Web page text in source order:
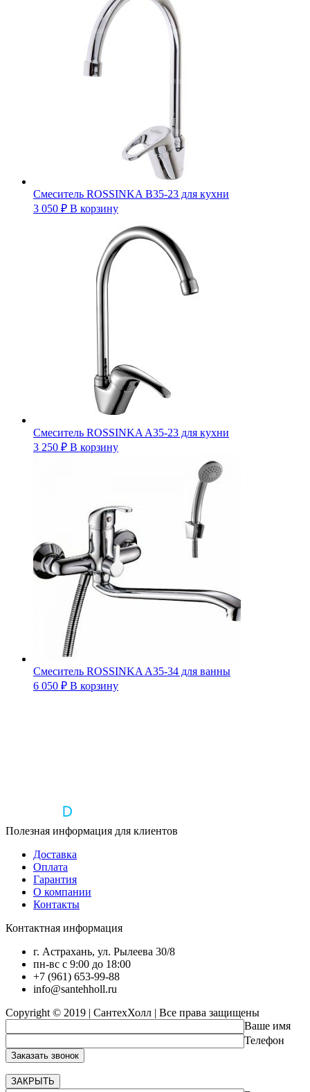
Смеситель ROSSINKA B35-23 для кухни
3 050 ₽ В корзину
Смеситель ROSSINKA A35-23 для кухни
3 250 ₽ В корзину
Смеситель ROSSINKA A35-34 для ванны
6 050 ₽ В корзину
Полезная информация для клиентов
Доставка
Оплата
Гарантия
О компании
Контакты
Контактная информация
г. Астрахань, ул. Рылеева 30/8
пн-вс с 9:00 до 18:00
+7 (961) 653-99-88
info@santehholl.ru
Copyright © 2019 | СантехХолл | Все права защищены
Ваше имя
Телефон
ЗАКРЫТЬ